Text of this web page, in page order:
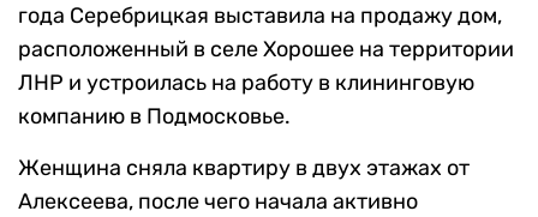
года Серебрицкая выставила на продажу дом,
расположенный в селе Хорошее на территории
ЛНР и устроилась на работу в клининговую
компанию в Подмосковье.
Женщина сняла квартиру в двух этажах от
Алексеева, после чего начала активно